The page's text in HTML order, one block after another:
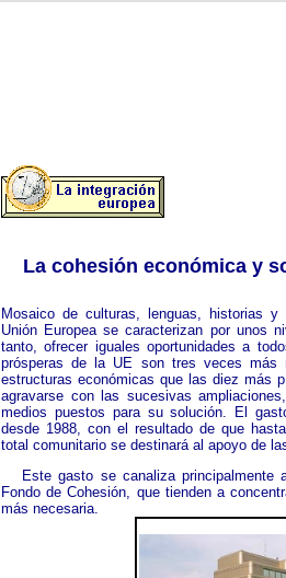
La cohesión económica y
Mosaico de culturas, lenguas, historias
Unión Europea se caracterizan por unos
tanto, ofrecer iguales oportunidades a
prósperas de la UE son tres veces
estructuras económicas que las diez más
agravarse con las sucesivas
medios puestos para su solución. El
desde 1988, con el resultado de que
total comunitario se destinará al apoyo de
Este gasto se canaliza
Fondo de Cohesión, que tienden a
más necesaria.